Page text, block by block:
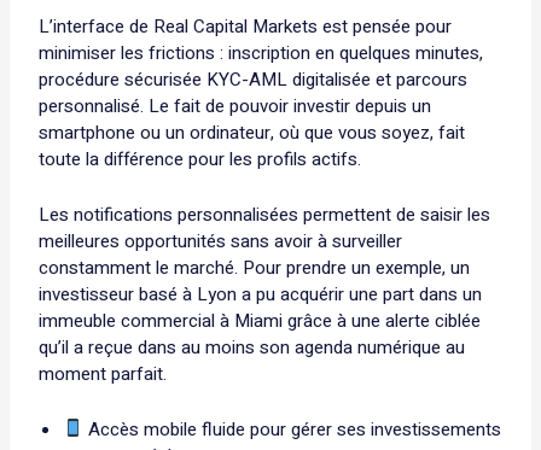
L’interface de Real Capital Markets est pensée pour
minimiser les frictions : inscription en quelques minutes,
procédure sécurisée KYC-AML digitalisée et parcours
personnalisé. Le fait de pouvoir investir depuis un
smartphone ou un ordinateur, où que vous soyez, fait
toute la différence pour les profils actifs.
Les notifications personnalisées permettent de saisir les
meilleures opportunités sans avoir à surveiller
constamment le marché. Pour prendre un exemple, un
investisseur basé à Lyon a pu acquérir une part dans un
immeuble commercial à Miami grâce à une alerte ciblée
qu’il a reçue dans au moins son agenda numérique au
moment parfait.
Accès mobile fluide pour gérer ses investissements